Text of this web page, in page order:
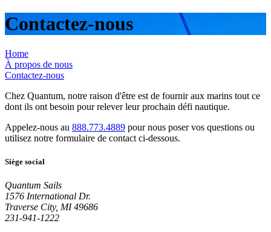
Contactez-nous
Home
À propos de nous
Contactez-nous
Chez Quantum, notre raison d'être est de fournir aux marins tout ce
dont ils ont besoin pour relever leur prochain défi nautique.
Appelez-nous au 888.773.4889 pour nous poser vos questions ou
utilisez notre formulaire de contact ci-dessous.
Siège social
Quantum Sails
1576 International Dr.
Traverse City, MI 49686
231-941-1222